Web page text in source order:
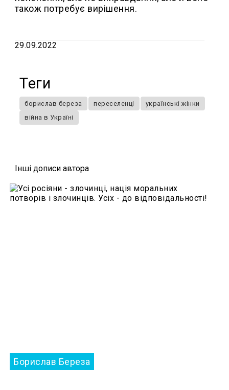
також потребує вирішення.
29.09.2022
Теги
борислав береза переселенці
українські жінки
війна в Україні
Iншi дописи автора
Борислав Береза